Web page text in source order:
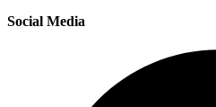
Social Media